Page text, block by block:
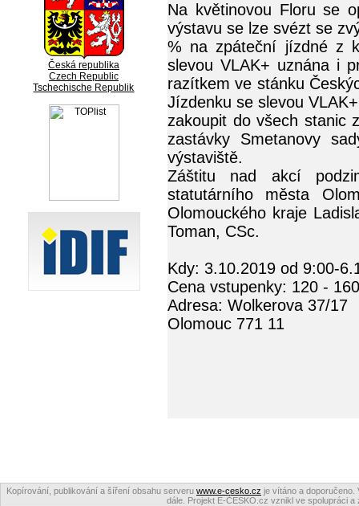
Česká republika
Czech Republic
Tschechische Republik
Na květinovou Floru se
výstavu se lze svézt se
% na zpáteční jízdné z
slevou VLAK+ uznána i
razítkem ve stánku
Jízdenku se slevou
zakoupit do všech stanic
zastávky Smetanovy
výstaviště.
Záštitu nad akcí
statutárního města
Olomouckého kraje
Toman, CSc.
Kdy: 3.10.2019 od 9:00-
Cena vstupenky: 120 -
Adresa: Wolkerova 37/17
Olomouc 771 11
Kopírování, publikování a šíření obsahu serveru www.e-cesko.cz je vítáno a doporučeno.
dále. Projekt E-ČESKO.cz vznikl ve spolupráci